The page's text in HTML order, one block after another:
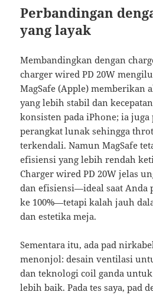
Perbandingan
yang layak
Membandingkan dengan
charger wired PD 20W
MagSafe (Apple) memberikan
yang lebih stabil dan
konsisten pada iPhone; ia
perangkat lunak sehingga
terkendali. Namun MagSafe
efisiensi yang lebih rendah
Charger wired PD 20W jelas
dan efisiensi—ideal saat Anda
ke 100%—tetapi kalah jauh
dan estetika meja.
Sementara itu, ada pad
menonjol: desain ventilasi
dan teknologi coil ganda
lebih baik. Pada tes saya, pad